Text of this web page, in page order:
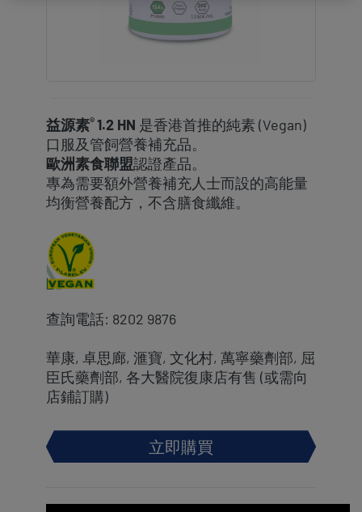
益源素®1.2 HN 是香港首推的純素 (Vegan)
口服及管飼營養補充品。
歐洲素食聯盟認證產品。
專為需要額外營養補充人士而設的高能量
均衡營養配方，不含膳食纖維。
查詢電話: 8202 9876
華康, 卓思廊, 滙寶, 文化村, 萬寧藥劑部, 屈
臣氏藥劑部, 各大醫院復康店有售​ (或需向
店鋪訂購)
立即購買